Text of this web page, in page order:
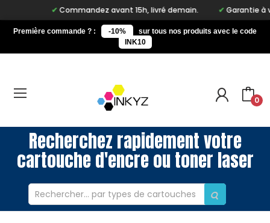
Commandez avant 15h, livré demain. Garantie à vie
Première commande ? : -10%
sur tous nos produits avec le code
INK10
0
Recherchez rapidement votre
cartouche d'encre ou toner laser